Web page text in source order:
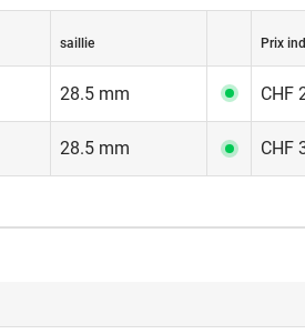
saillie Prix
28.5 mm CHF
28.5 mm CHF